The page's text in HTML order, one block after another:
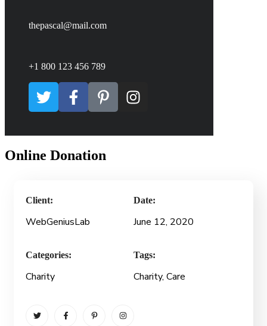
thepascal@mail.com
+1 800 123 456 789
Online Donation
Client:
WebGeniusLab
Date:
June 12, 2020
Categories:
Charity
Tags:
Charity, Care